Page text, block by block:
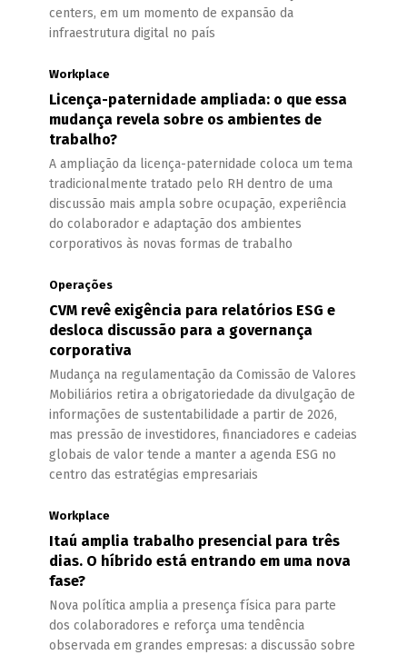
centers, em um momento de expansão da
infraestrutura digital no país
Workplace
Licença-paternidade ampliada: o que essa
mudança revela sobre os ambientes de
trabalho?
A ampliação da licença-paternidade coloca um tema
tradicionalmente tratado pelo RH dentro de uma
discussão mais ampla sobre ocupação, experiência
do colaborador e adaptação dos ambientes
corporativos às novas formas de trabalho
Operações
CVM revê exigência para relatórios ESG e
desloca discussão para a governança
corporativa
Mudança na regulamentação da Comissão de Valores
Mobiliários retira a obrigatoriedade da divulgação de
informações de sustentabilidade a partir de 2026,
mas pressão de investidores, financiadores e cadeias
globais de valor tende a manter a agenda ESG no
centro das estratégias empresariais
Workplace
Itaú amplia trabalho presencial para três
dias. O híbrido está entrando em uma nova
fase?
Nova política amplia a presença física para parte
dos colaboradores e reforça uma tendência
observada em grandes empresas: a discussão sobre